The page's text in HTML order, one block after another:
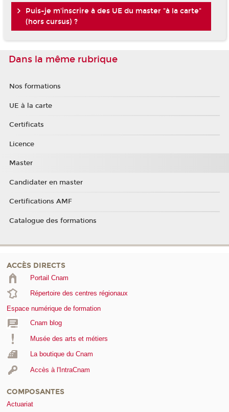
Puis-je m'inscrire à des UE du master "à la carte"
(hors cursus) ?
Dans la même rubrique
Nos formations
UE à la carte
Certificats
Licence
Master
Candidater en master
Certifications AMF
Catalogue des formations
ACCÈS DIRECTS
Portail Cnam
Répertoire des centres régionaux
Espace numérique de formation
Cnam blog
Musée des arts et métiers
La boutique du Cnam
Accès à l'IntraCnam
COMPOSANTES
Actuariat